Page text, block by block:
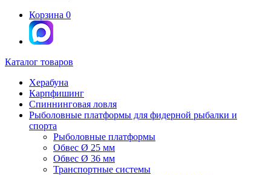
Корзина 0
Каталог товаров
Херабуна
Карпфишинг
Спиннинговая ловля
Рыболовные платформы для фидерной рыбалки и
спорта
Рыболовные платформы
Обвес Ø 25 мм
Обвес Ø 36 мм
Транспортные системы